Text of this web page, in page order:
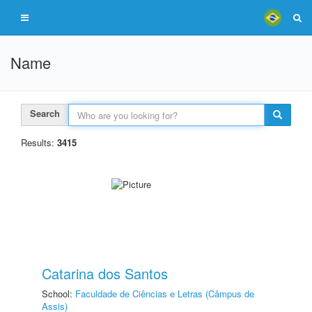
Name
Search
Results: 3415
Catarina dos Santos
School: Faculdade de Ciências e Letras (Câmpus de
Assis)